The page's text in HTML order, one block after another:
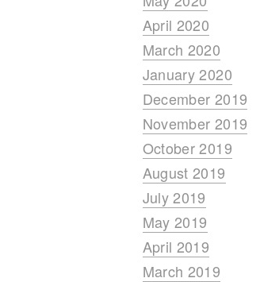
April 2020
March 2020
January 2020
December 2019
November 2019
October 2019
August 2019
July 2019
May 2019
April 2019
March 2019